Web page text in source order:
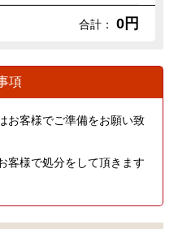
合計： 0円
項
お客様でご準備をお願い致
客様で処分をして頂きます